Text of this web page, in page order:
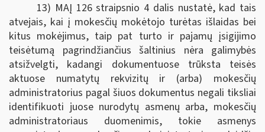
13) MAĮ 126 straipsnio 4 dalis nustatė, kad tais
atvejais, kai į mokesčių mokėtojo turėtas išlaidas bei
kitus mokėjimus, taip pat turto ir pajamų įsigijimo
teisėtumą pagrindžiančius šaltinius nėra galimybės
atsižvelgti, kadangi dokumentuose trūksta teisės
aktuose numatytų rekvizitų ir (arba) mokesčių
administratorius pagal šiuos dokumentus negali tiksliai
identifikuoti juose nurodytų asmenų arba, mokesčių
administratoriaus duomenimis, tokie asmenys